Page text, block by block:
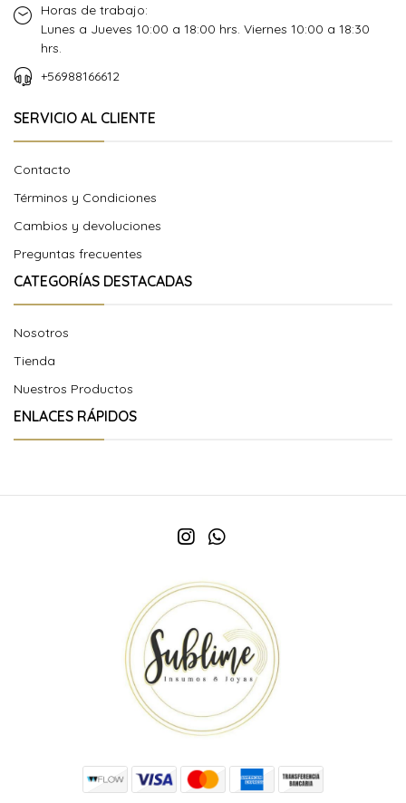
Horas de trabajo:
Lunes a Jueves 10:00 a 18:00 hrs. Viernes 10:00 a 18:30
hrs.
+56988166612
SERVICIO AL CLIENTE
Contacto
Términos y Condiciones
Cambios y devoluciones
Preguntas frecuentes
CATEGORÍAS DESTACADAS
Nosotros
Tienda
Nuestros Productos
ENLACES RÁPIDOS